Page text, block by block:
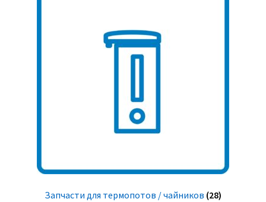
Запчасти для термопотов / чайников (28)